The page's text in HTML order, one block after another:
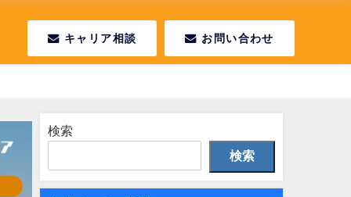
キャリア相談 お問い合わせ
検索
検索